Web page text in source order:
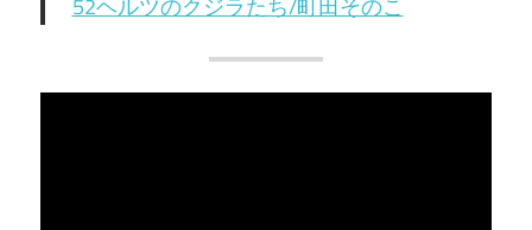
52ヘルツのクジラたち/町田そのこ